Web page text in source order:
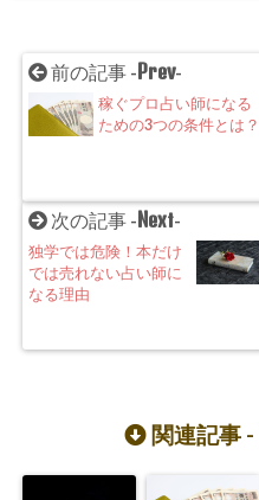
前の記事 - Prev-
稼ぐプロ占い師になる
ための3つの条件とは？
次の記事 - Next-
独学では危険！本だけ
では売れない占い師に
なる理由
関連記事 -